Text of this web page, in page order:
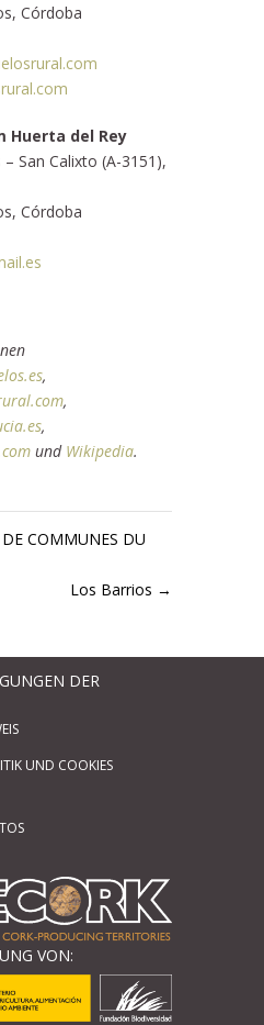
Córdoba
Huerta del Rey
San Calixto (A-3151),
Córdoba
,
,
,
und Wikipedia.
COMMUNES DU
Los Barrios →
DER
UND COOKIES
VON: